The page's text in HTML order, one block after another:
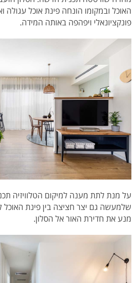
האוכל ובמקומו הונחה פינת אוכל עגולה
פונקציונאלי ויפהפה באותה המידה.
שלמעשה גם יצר חציצה בין פינת האוכל
מנע את חדירת האור אל הסלון.